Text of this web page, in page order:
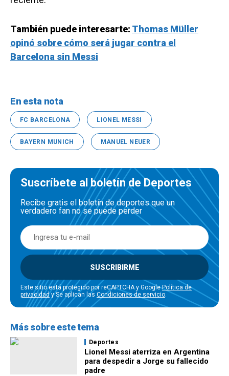
También puede interesarte: Thomas Müller
opinó sobre cómo será jugar contra el
Barcelona sin Messi
En esta nota
FC BARCELONA LIONEL MESSI
BAYERN MUNICH MANUEL NEUER
Suscríbete al boletín de Deportes
Recibe gratis el boletín de deportes que un
verdadero fan no se puede perder
SUSCRIBIRME
Este sitio está protegido por reCAPTCHA y GooglePolítica de
privacidady Se aplican las Condiciones de servicio.
Más sobre este tema
Deportes
Lionel Messi aterriza en Argentina
para despedir a Jorge su fallecido
padre